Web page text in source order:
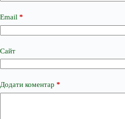
Email *
Сайт
Додати коментар *